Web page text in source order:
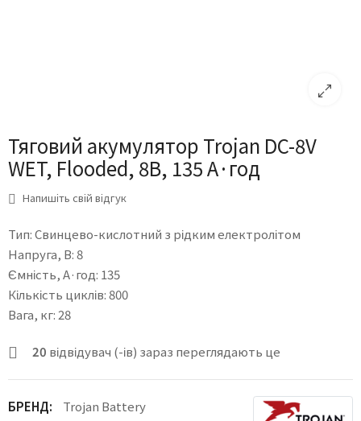
Тяговий акумулятор Trojan DC-8V
WET, Flooded, 8В, 135 А·год
Напишіть свій відгук
Тип: Свинцево-кислотний з рідким електролітом
Напруга, В: 8
Ємність, А·год: 135
Кількість циклів: 800
Вага, кг: 28
20 відвідувач (-ів) зараз переглядають це
БРЕНД:
Trojan Battery